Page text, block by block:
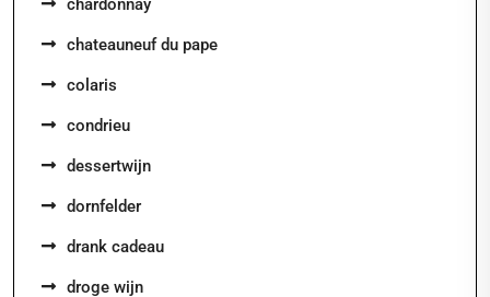
chardonnay
chateauneuf du pape
colaris
condrieu
dessertwijn
dornfelder
drank cadeau
droge wijn